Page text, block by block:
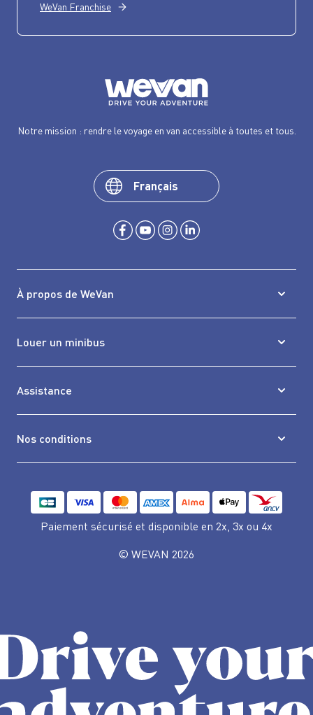
WeVan Franchise
Notre mission : rendre le voyage en van accessible à toutes et tous.
À propos de WeVan
Louer un minibus
Assistance
Nos conditions
Français
Paiement sécurisé et disponible en 2x, 3x ou 4x
© WEVAN 2026